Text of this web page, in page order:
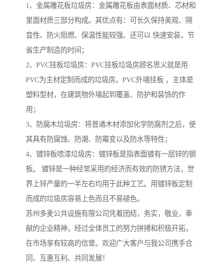
1、金属雕花板垃圾房：金属雕花板由表面材质、芯材和
里面材质三部分构成。其优点有：可长久保持美观、隔
音性、防火阻燃、保温性能较强、还可以 快速安装，节
省生产制造的时间；
2、PVC挂板垃圾房：PVC挂板垃圾房顾名思义就是用
PVC为主材定制而成的垃圾房。PVC外墙挂板 ，主体是
塑料型材，在建筑物外墙起到覆盖、防护和装饰的作
用；
3、防腐木垃圾房：将普通木材添加化学防腐剂之后，使
其具有防腐蚀、防潮、防霉变以及防水等特性；
4、镀锌板喷漆垃圾房：镀锌板是指表面镀有一层锌的钢
板。 镀锌是一种经常采用的经济而有效的防锈方法，世
界上锌产量的一半左右均用于此种工艺。用镀锌板定制
而成的垃圾房容易上色而且不易褪色。
苏州多麦公共设施有限公司凭着团结，务实，敬业，奉
献的企业精神，经过全体员工的努力拼搏和积极开拓，
在市场享有较高的信誉。欢迎广大客户与我公司携手合
同、互惠互利、共同发展！